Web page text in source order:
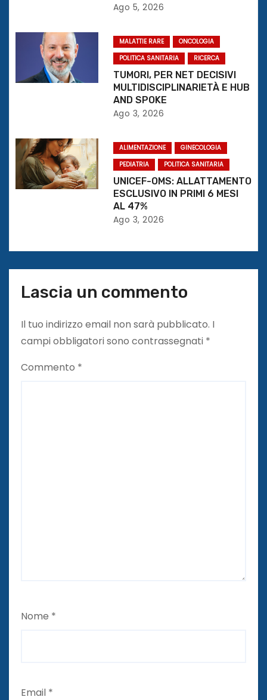
t
o
l
Ago 5, 2026
MALATTIE RARE
ONCOLOGIA
POLITICA SANITARIA
RICERCA
TUMORI, PER NET DECISIVI
MULTIDISCIPLINARIETÀ E HUB
AND SPOKE
Ago 3, 2026
ALIMENTAZIONE
GINECOLOGIA
PEDIATRIA
POLITICA SANITARIA
UNICEF-OMS: ALLATTAMENTO
ESCLUSIVO IN PRIMI 6 MESI
AL 47%
Ago 3, 2026
Lascia un commento
Il tuo indirizzo email non sarà pubblicato. I
campi obbligatori sono contrassegnati *
Commento *
Nome *
Email *